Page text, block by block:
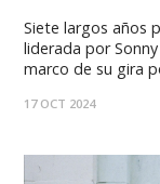
Siete largos años
liderada por
marco de su gira
Teatro Cariola fue
17 OCT 2024